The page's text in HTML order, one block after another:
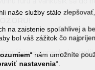
naše služby stále
na zaistenie spoľahlivej a
bol váš zážitok čo
“ nám umožníte
nastavenia“.
ponechať v